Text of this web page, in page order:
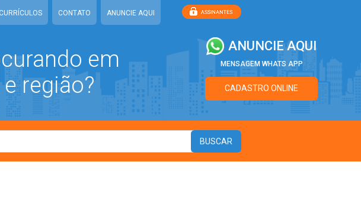
CURRÍCULOS CONTATO ANUNCIE AQUI
em
região?
ANUNCIE AQUI
MENSAGEM WHATS APP
CADASTRO ONLINE